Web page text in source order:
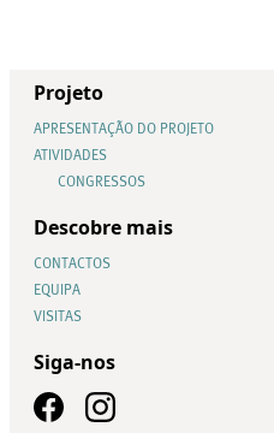
Projeto
APRESENTAÇÃO DO PROJETO
ATIVIDADES
CONGRESSOS
Descobre mais
CONTACTOS
EQUIPA
VISITAS
Siga-nos